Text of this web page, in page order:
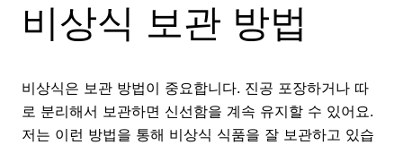
비상식 보관 방법
비상식은 보관 방법이 중요합니다. 진공 포장하거나 따
로 분리해서 보관하면 신선함을 계속 유지할 수 있어요.
저는 이런 방법을 통해 비상식 식품을 잘 보관하고 있습